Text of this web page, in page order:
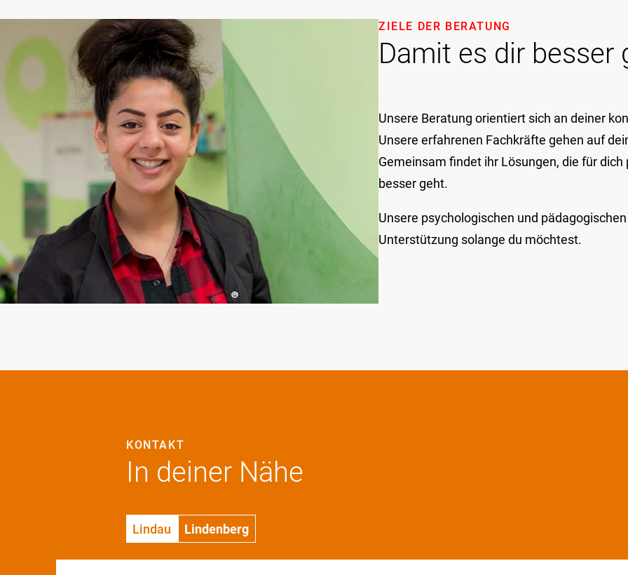
Damit es dir besser
ZIELE DER BERATUNG
Unsere Beratung orientiert sich an deiner
Unsere erfahrenen Fachkräfte gehen auf
Gemeinsam findet ihr Lösungen, die für dich
besser geht.
Unsere psychologischen und
Unterstützung solange du möchtest.
In deiner Nähe
KONTAKT
Lindau Lindenberg